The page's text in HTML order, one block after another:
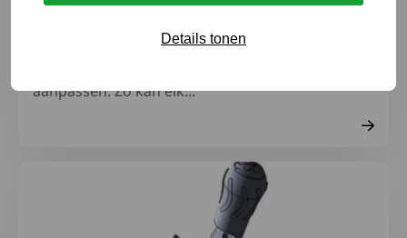
Details tonen
Met een lift de auto in
Iedereen moet in de gelegenheid zijn om een
aanpassen. Zo kan elk...
Lees meer over Schakelpook voor de fietsversnelling